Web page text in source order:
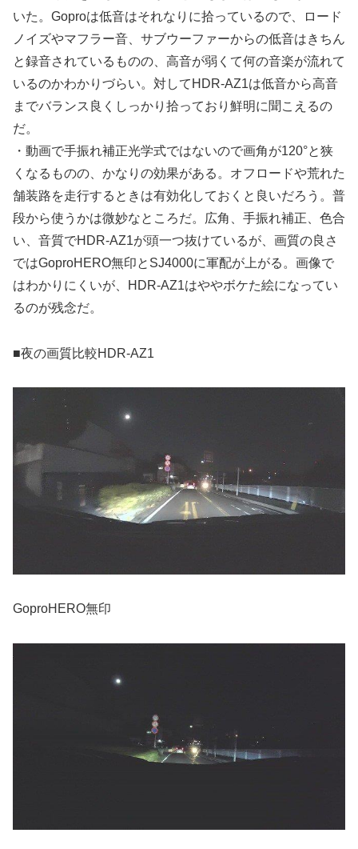
いた。Goproは低音はそれなりに拾っているので、ロード
ノイズやマフラー音、サブウーファーからの低音はきちん
と録音されているものの、高音が弱くて何の音楽が流れて
いるのかわかりづらい。対してHDR-AZ1は低音から高音
までバランス良くしっかり拾っており鮮明に聞こえるの
だ。
・動画で手振れ補正光学式ではないので画角が120°と狭
くなるものの、かなりの効果がある。オフロードや荒れた
舗装路を走行するときは有効化しておくと良いだろう。普
段から使うかは微妙なところだ。広角、手振れ補正、色合
い、音質でHDR-AZ1が頭一つ抜けているが、画質の良さ
ではGoproHERO無印とSJ4000に軍配が上がる。画像で
はわかりにくいが、HDR-AZ1はややボケた絵になってい
るのが残念だ。
■夜の画質比較HDR-AZ1
GoproHERO無印